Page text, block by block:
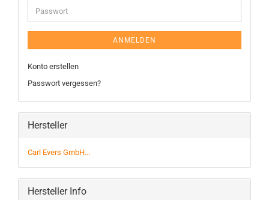
ANMELDEN
Konto erstellen
Passwort vergessen?
Hersteller
Carl Evers GmbH...
Hersteller Info